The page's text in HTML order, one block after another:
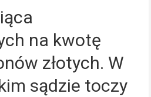
na kwotę
złotych. W
sądzie toczy